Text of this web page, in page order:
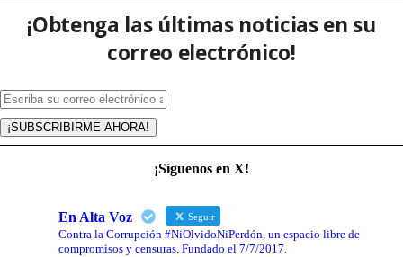
¡Obtenga las últimas noticias en su
correo electrónico!
¡Síguenos en X!
En Alta Voz Seguir
Contra la Corrupción #NiOlvidoNiPerdón, un espacio libre de
compromisos y censuras. Fundado el 7/7/2017.